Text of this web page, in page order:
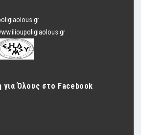
για Όλους στο Facebook